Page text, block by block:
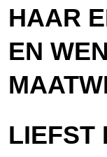
HAAR
EN
LIEFST